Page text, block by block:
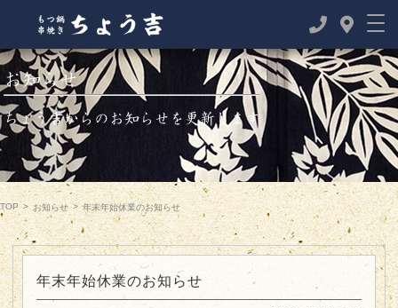
お知らせ
ちょう吉からのお知らせを更新します
TOP > お知らせ > 年末年始休業のお知らせ
年末年始休業のお知らせ